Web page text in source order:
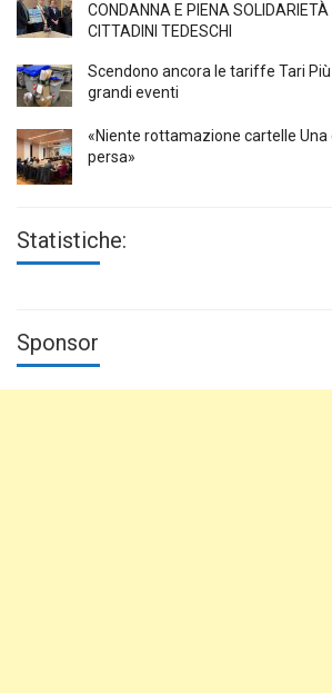
CONDANNA E PIENA
CITTADINI TEDESCHI
Scendono ancora le tariffe Tari
grandi eventi
«Niente rottamazione cartelle Una
persa»
Statistiche:
Sponsor